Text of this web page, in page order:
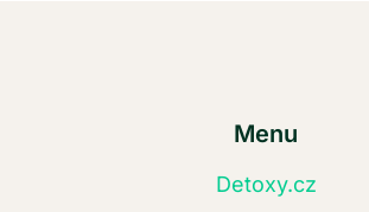
Menu
Detoxy.cz